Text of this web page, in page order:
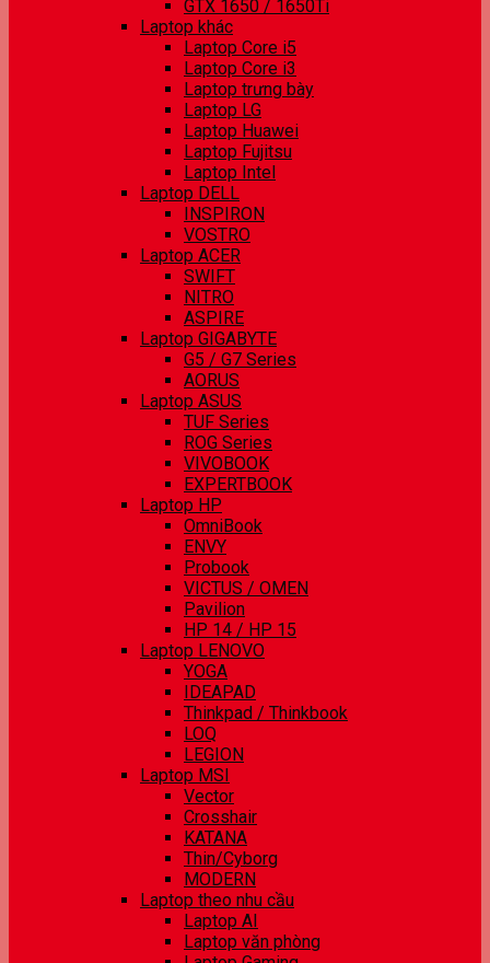
GTX 1650 / 1650Ti
Laptop khác
Laptop Core i5
Laptop Core i3
Laptop trưng bày
Laptop LG
Laptop Huawei
Laptop Fujitsu
Laptop Intel
Laptop DELL
INSPIRON
VOSTRO
Laptop ACER
SWIFT
NITRO
ASPIRE
Laptop GIGABYTE
G5 / G7 Series
AORUS
Laptop ASUS
TUF Series
ROG Series
VIVOBOOK
EXPERTBOOK
Laptop HP
OmniBook
ENVY
Probook
VICTUS / OMEN
Pavilion
HP 14 / HP 15
Laptop LENOVO
YOGA
IDEAPAD
Thinkpad / Thinkbook
LOQ
LEGION
Laptop MSI
Vector
Crosshair
KATANA
Thin/Cyborg
MODERN
Laptop theo nhu cầu
Laptop AI
Laptop văn phòng